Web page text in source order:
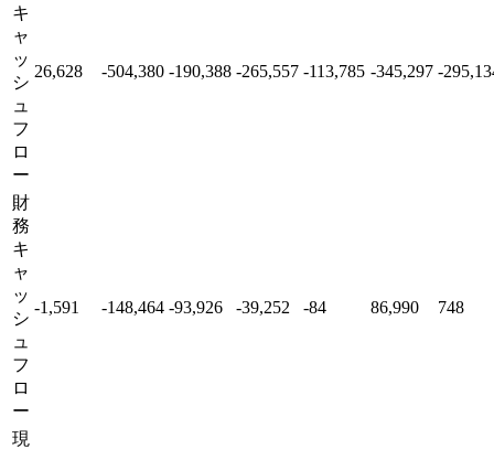
キ
ャ
ッ
シ
ュ
フ
ロ
ー
26,628 -504,380 -190,388 -265,557 -113,785 -345,297 -
財
務
キ
ャ
ッ
シ
ュ
フ
ロ
ー
-1,591 -148,464 -93,926 -39,252 -84 86,990 748
現